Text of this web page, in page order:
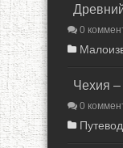
0
Чехия –
0